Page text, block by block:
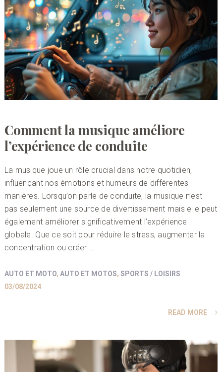
Comment la musique améliore
l’expérience de conduite
La musique joue un rôle crucial dans notre quotidien,
influençant nos émotions et humeurs de différentes
manières. Lorsqu’on parle de conduite, la musique n’est
pas seulement une source de divertissement mais elle peut
également améliorer significativement l’expérience
globale. Que ce soit pour réduire le stress, augmenter la
concentration ou créer …
AUTO ET MOTO, AUTO ET MOTOS, SPORTS / LOISIRS
03/08/2024
READ MORE